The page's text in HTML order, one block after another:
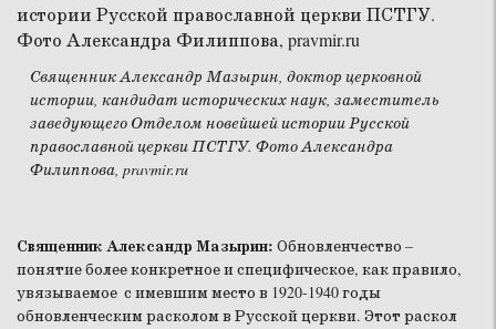
Священник Александр Мазырин, доктор церковной
истории, кандидат исторических наук, заместитель
заведующего Отделом новейшей истории Русской
православной церкви ПСТГУ. Фото Александра
Филиппова, pravmir.ru
Священник Александр Мазырин: Обновленчество –
понятие более конкретное и специфическое, как правило,
увязываемое с имевшим место в 1920-1940 годы
обновленческим расколом в Русской церкви. Этот раскол